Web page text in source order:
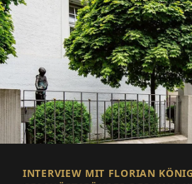
INTERVIEW MIT FLORIAN